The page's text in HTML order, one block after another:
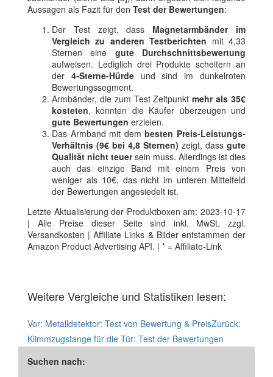
Aussagen als Fazit für den Test der Bewertungen:
Der Test zeigt, dass Magnetarmbänder im
Vergleich zu anderen Testberichten mit 4,33
Sternen eine gute Durchschnittsbewertung
aufweisen. Lediglich drei Produkte scheitern an
der 4-Sterne-Hürdeund sind im dunkelroten
Bewertungssegment.
Armbänder, die zum Test Zeitpunkt mehr als 35€
kosteten, konnten die Käufer überzeugen und
gute Bewertungen erzielen.
Das Armband mit dembesten Preis-Leistungs-
Verhältnis (9€ bei 4,8 Sternen) zeigt, dass gute
Qualität nicht teuersein muss. Allerdings ist dies
auch das einzige Band mit einem Preis von
weniger als 10€, das nicht im unteren Mittelfeld
der Bewertungen angesiedelt ist.
Letzte Aktualisierung der Produktboxen am: 2023-10-17
| Alle Preise dieser Seite sind inkl. MwSt. zzgl.
Versandkosten | Affiliate Links & Bilder entstammen der
Amazon Product Advertising API. | * = Affiliate-Link
Weitere Vergleiche und Statistiken lesen:
Vor: Metalldetektor: Test von Bewertung & PreisZurück:
Klimmzugstange für die Tür: Test der Bewertungen
Suchen nach: